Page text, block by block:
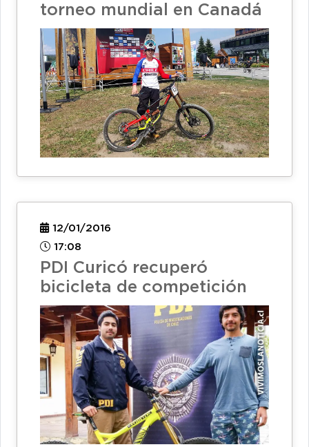
torneo mundial en Canadá
12/01/2016
17:08
PDI Curicó recuperó
bicicleta de competición